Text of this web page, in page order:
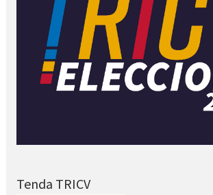
Tenda TRICV